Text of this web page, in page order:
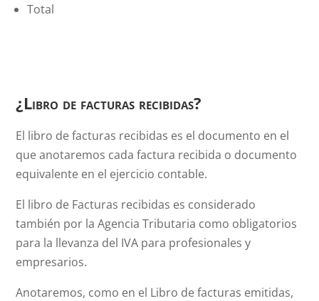
Total
¿Libro de facturas recibidas?
El libro de facturas recibidas es el documento en el
que anotaremos cada factura recibida o documento
equivalente en el ejercicio contable.
El libro de Facturas recibidas es considerado
también por la Agencia Tributaria como obligatorios
para la llevanza del IVA para profesionales y
empresarios.
Anotaremos, como en el Libro de facturas emitidas,